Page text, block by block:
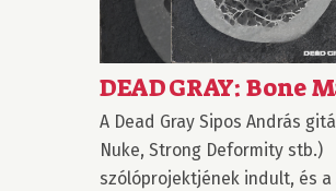
DEAD GRAY: Bone
A Dead Gray Sipos András
Nuke, Strong Deformity stb.)
szólóprojektjének indult, és a